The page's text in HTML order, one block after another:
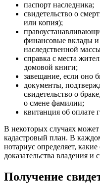
паспорт наследника;
свидетельство о
или копия);
финансовые вклады
наследственной
справка с места
домовой книги;
завещание, если оно
документы,
свидетельство о
о смене фамилии;
квитанция об оплате
В некоторых случаях
кадастровый план. В
нотариус определяет,
доказательства владения и
Получение